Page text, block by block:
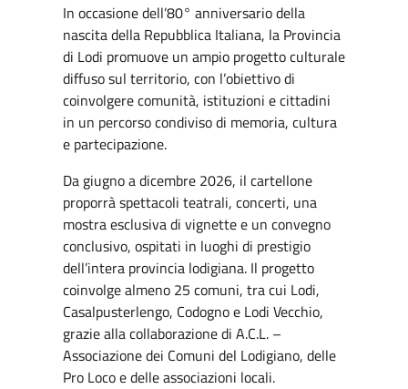
In occasione dell’80° anniversario della
nascita della Repubblica Italiana, la Provincia
di Lodi promuove un ampio progetto culturale
diffuso sul territorio, con l’obiettivo di
coinvolgere comunità, istituzioni e cittadini
in un percorso condiviso di memoria, cultura
e partecipazione.
Da giugno a dicembre 2026, il cartellone
proporrà spettacoli teatrali, concerti, una
mostra esclusiva di vignette e un convegno
conclusivo, ospitati in luoghi di prestigio
dell’intera provincia lodigiana. Il progetto
coinvolge almeno 25 comuni, tra cui Lodi,
Casalpusterlengo, Codogno e Lodi Vecchio,
grazie alla collaborazione di A.C.L. –
Associazione dei Comuni del Lodigiano, delle
Pro Loco e delle associazioni locali.